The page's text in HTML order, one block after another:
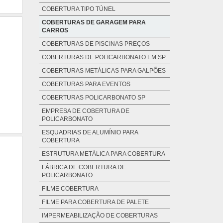
é
e
os
que
A
a
a
COBERTURA TIPO TÚNEL
COBERTURAS DE GARAGEM PARA
CARROS
COBERTURAS DE PISCINAS PREÇOS
COBERTURAS DE POLICARBONATO EM SP
COBERTURAS METÁLICAS PARA GALPÕES
COBERTURAS PARA EVENTOS
COBERTURAS POLICARBONATO SP
EMPRESA DE COBERTURA DE
POLICARBONATO
ESQUADRIAS DE ALUMÍNIO PARA
COBERTURA
ESTRUTURA METÁLICA PARA COBERTURA
FÁBRICA DE COBERTURA DE
POLICARBONATO
FILME COBERTURA
FILME PARA COBERTURA DE PALETE
IMPERMEABILIZAÇÃO DE COBERTURAS